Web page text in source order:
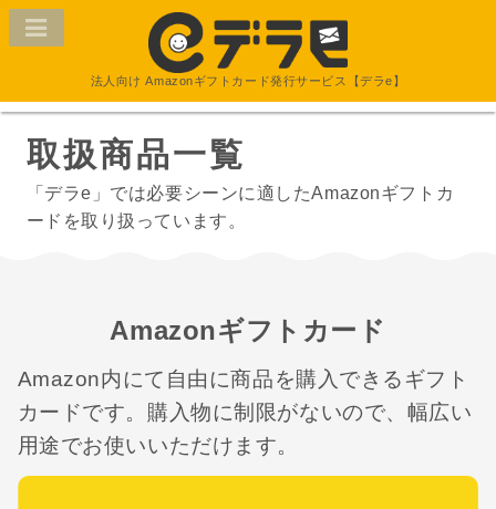
法人向け Amazonギフトカード発行サービス【デラe】
取扱商品一覧
「デラe」では必要シーンに適したAmazonギフトカ
ードを取り扱っています。
Amazonギフトカード
Amazon内にて自由に商品を購入できるギフト
カードです。 購入物に制限がないので、幅広い
用途でお使いいただけます。